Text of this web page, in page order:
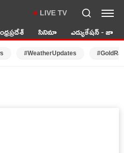
LIVE TV
సినిమా ఎడ్యుకేషన్ - జాబ్స్
#WeatherUpdates